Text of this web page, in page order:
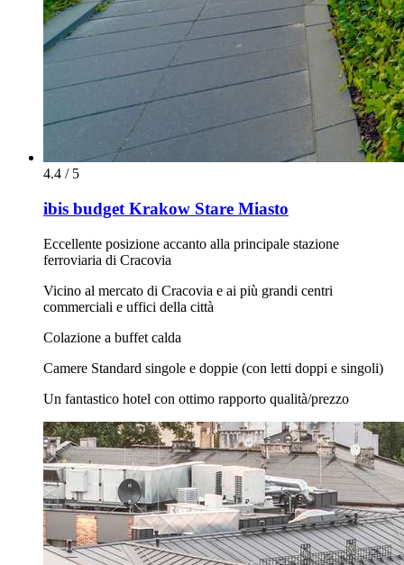
4.4 / 5
ibis budget Krakow Stare Miasto
Eccellente posizione accanto alla principale stazione
ferroviaria di Cracovia
Vicino al mercato di Cracovia e ai più grandi centri
commerciali e uffici della città
Colazione a buffet calda
Camere Standard singole e doppie (con letti doppi e singoli)
Un fantastico hotel con ottimo rapporto qualità/prezzo